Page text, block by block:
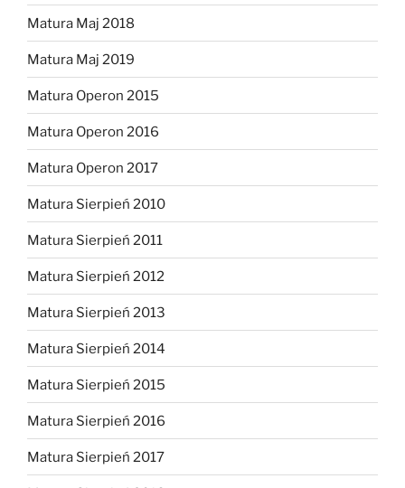
Matura Maj 2018
Matura Maj 2019
Matura Operon 2015
Matura Operon 2016
Matura Operon 2017
Matura Sierpień 2010
Matura Sierpień 2011
Matura Sierpień 2012
Matura Sierpień 2013
Matura Sierpień 2014
Matura Sierpień 2015
Matura Sierpień 2016
Matura Sierpień 2017